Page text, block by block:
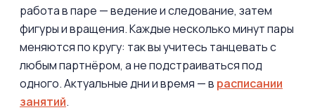
работа в паре — ведение и следование, затем
фигуры и вращения. Каждые несколько минут пары
меняются по кругу: так вы учитесь танцевать с
любым партнёром, а не подстраиваться под
одного. Актуальные дни и время — в расписании
занятий.